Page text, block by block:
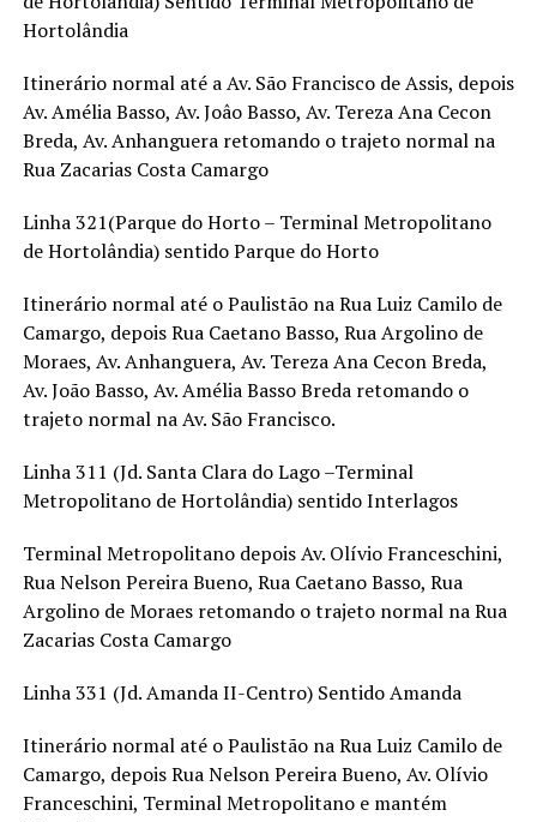
Hortolândia
Itinerário normal até a Av. São Francisco de Assis, depois
Av. Amélia Basso, Av. Joâo Basso, Av. Tereza Ana Cecon
Breda, Av. Anhanguera retomando o trajeto normal na
Rua Zacarias Costa Camargo
Linha 321(Parque do Horto – Terminal Metropolitano
de Hortolândia) sentido Parque do Horto
Itinerário normal até o Paulistão na Rua Luiz Camilo de
Camargo, depois Rua Caetano Basso, Rua Argolino de
Moraes, Av. Anhanguera, Av. Tereza Ana Cecon Breda,
Av. João Basso, Av. Amélia Basso Breda retomando o
trajeto normal na Av. São Francisco.
Linha 311 (Jd. Santa Clara do Lago –Terminal
Metropolitano de Hortolândia) sentido Interlagos
Terminal Metropolitano depois Av. Olívio Franceschini,
Rua Nelson Pereira Bueno, Rua Caetano Basso, Rua
Argolino de Moraes retomando o trajeto normal na Rua
Zacarias Costa Camargo
Linha 331 (Jd. Amanda II-Centro) Sentido Amanda
Itinerário normal até o Paulistão na Rua Luiz Camilo de
Camargo, depois Rua Nelson Pereira Bueno, Av. Olívio
Franceschini, Terminal Metropolitano e mantém